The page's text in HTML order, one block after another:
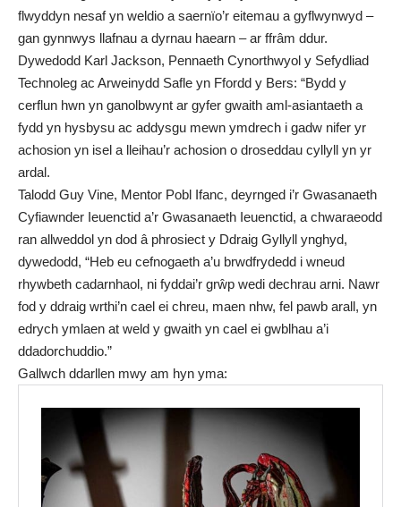
flwyddyn nesaf yn weldio a saernïo’r eitemau a gyflwynwyd –
gan gynnwys llafnau a dyrnau haearn – ar ffrâm ddur.
Dywedodd Karl Jackson, Pennaeth Cynorthwyol y Sefydliad
Technoleg ac Arweinydd Safle yn Ffordd y Bers: “Bydd y
cerflun hwn yn ganolbwynt ar gyfer gwaith aml-asiantaeth a
fydd yn hysbysu ac addysgu mewn ymdrech i gadw nifer yr
achosion yn isel a lleihau’r achosion o droseddau cyllyll yn yr
ardal.
Talodd Guy Vine, Mentor Pobl Ifanc, deyrnged i’r Gwasanaeth
Cyfiawnder Ieuenctid a’r Gwasanaeth Ieuenctid, a chwaraeodd
ran allweddol yn dod â phrosiect y Ddraig Gyllyll ynghyd,
dywedodd, “Heb eu cefnogaeth a’u brwdfrydedd i wneud
rhywbeth cadarnhaol, ni fyddai’r grŵp wedi dechrau arni. Nawr
fod y ddraig wrthi’n cael ei chreu, maen nhw, fel pawb arall, yn
edrych ymlaen at weld y gwaith yn cael ei gwblhau a’i
ddadorchuddio.”
Gallwch ddarllen mwy am hyn yma: